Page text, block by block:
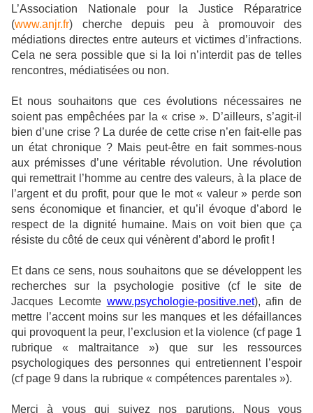
L’Association Nationale pour la Justice Réparatrice
(www.anjr.fr) cherche depuis peu à promouvoir des
médiations directes entre auteurs et victimes d’infractions.
Cela ne sera possible que si la loi n’interdit pas de telles
rencontres, médiatisées ou non.
Et nous souhaitons que ces évolutions nécessaires ne
soient pas empêchées par la « crise ». D’ailleurs, s’agit-il
bien d’une crise ? La durée de cette crise n’en fait-elle pas
un état chronique ? Mais peut-être en fait sommes-nous
aux prémisses d’une véritable révolution. Une révolution
qui remettrait l’homme au centre des valeurs, à la place de
l’argent et du profit, pour que le mot « valeur » perde son
sens économique et financier, et qu’il évoque d’abord le
respect de la dignité humaine. Mais on voit bien que ça
résiste du côté de ceux qui vénèrent d’abord le profit !
Et dans ce sens, nous souhaitons que se développent les
recherches sur la psychologie positive (cf le site de
Jacques Lecomte www.psychologie-positive.net), afin de
mettre l’accent moins sur les manques et les défaillances
qui provoquent la peur, l’exclusion et la violence (cf page 1
rubrique « maltraitance ») que sur les ressources
psychologiques des personnes qui entretiennent l’espoir
(cf page 9 dans la rubrique « compétences parentales »).
Merci à vous qui suivez nos parutions. Nous vous